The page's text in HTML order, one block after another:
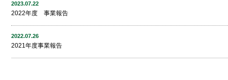
2023.07.22
2022年度 事業報告
2022.07.26
2021年度事業報告